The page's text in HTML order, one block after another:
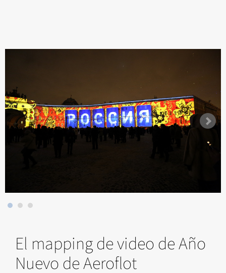
El mapping de video de Año
Nuevo de Aeroflot